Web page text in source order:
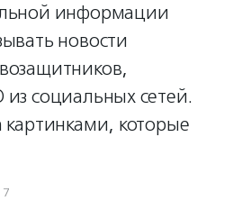
информации
новости
социальных сетей.
которые